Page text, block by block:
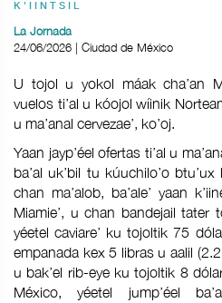
K'IINTSIL
La Jornada
24/06/2026 | Ciudad de México
U tojol u yokol máak cha’an
vuelos ti’al u kóojol wíinik
u ma’anal cervezae’, ko’oj.
Yaan jayp’éel ofertas ti’al u
ba’al uk’bil tu kúuchilo’o
chan ma’alob, ba’ale’ yaan
Miamie’, u chan bandejail tater
yéetel caviare’ ku tojoltik 75
empanada kex 5 libras u aalil
u bak’el rib-eye ku tojoltik 8
México, yéetel jump’éel